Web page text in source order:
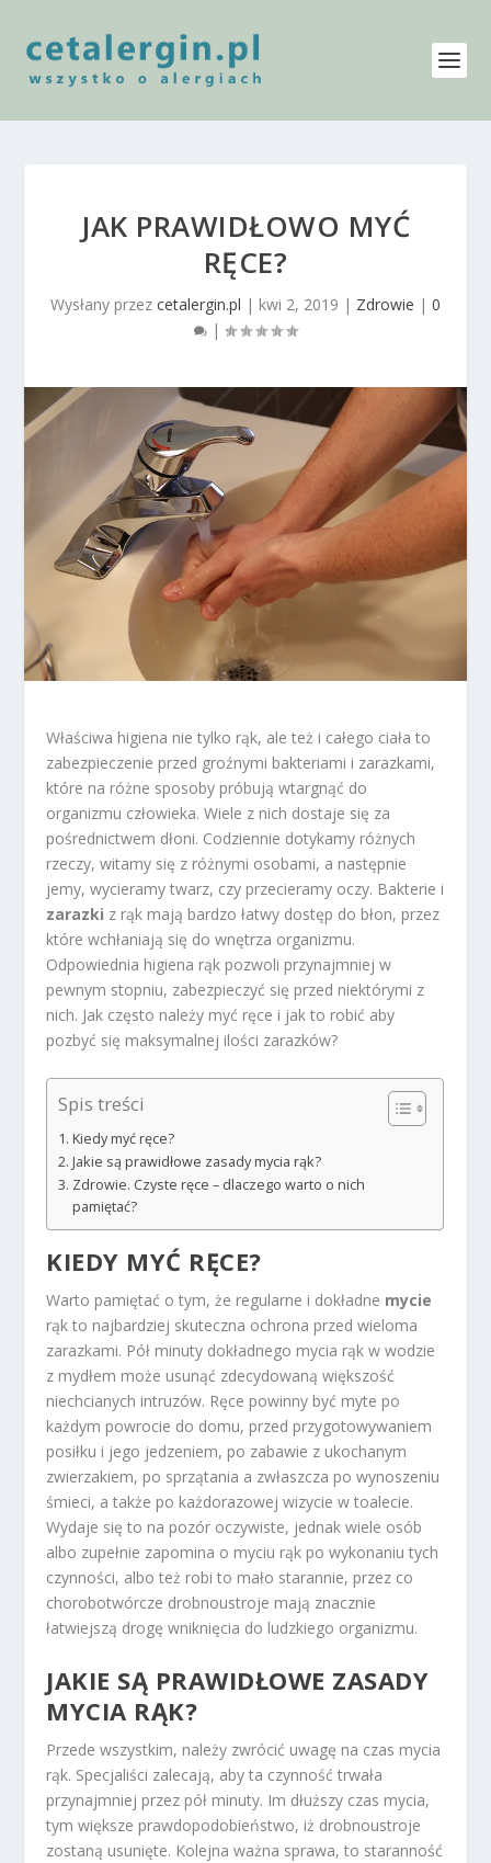
JAK PRAWIDŁOWO MYĆ
RĘCE?
Wysłany przez cetalergin.pl | kwi 2, 2019 | Zdrowie | 0
|
Właściwa higiena nie tylko rąk, ale też i całego ciała to
zabezpieczenie przed groźnymi bakteriami i zarazkami,
które na różne sposoby próbują wtargnąć do
organizmu człowieka. Wiele z nich dostaje się za
pośrednictwem dłoni. Codziennie dotykamy różnych
rzeczy, witamy się z różnymi osobami, a następnie
jemy, wycieramy twarz, czy przecieramy oczy. Bakterie i
zarazki z rąk mają bardzo łatwy dostęp do błon, przez
które wchłaniają się do wnętrza organizmu.
Odpowiednia higiena rąk pozwoli przynajmniej w
pewnym stopniu, zabezpieczyć się przed niektórymi z
nich. Jak często należy myć ręce i jak to robić aby
pozbyć się maksymalnej ilości zarazków?
Spis treści
Kiedy myć ręce?
Jakie są prawidłowe zasady mycia rąk?
Zdrowie. Czyste ręce – dlaczego warto o nich
pamiętać?
KIEDY MYĆ RĘCE?
Warto pamiętać o tym, że regularne i dokładne mycie
rąk to najbardziej skuteczna ochrona przed wieloma
zarazkami. Pół minuty dokładnego mycia rąk w wodzie
z mydłem może usunąć zdecydowaną większość
niechcianych intruzów. Ręce powinny być myte po
każdym powrocie do domu, przed przygotowywaniem
posiłku i jego jedzeniem, po zabawie z ukochanym
zwierzakiem, po sprzątania a zwłaszcza po wynoszeniu
śmieci, a także po każdorazowej wizycie w toalecie.
Wydaje się to na pozór oczywiste, jednak wiele osób
albo zupełnie zapomina o myciu rąk po wykonaniu tych
czynności, albo też robi to mało starannie, przez co
chorobotwórcze drobnoustroje mają znacznie
łatwiejszą drogę wniknięcia do ludzkiego organizmu.
JAKIE SĄ PRAWIDŁOWE ZASADY
MYCIA RĄK?
Przede wszystkim, należy zwrócić uwagę na czas mycia
rąk. Specjaliści zalecają, aby ta czynność trwała
przynajmniej przez pół minuty. Im dłuższy czas mycia,
tym większe prawdopodobieństwo, iż drobnoustroje
zostaną usunięte. Kolejna ważna sprawa, to staranność